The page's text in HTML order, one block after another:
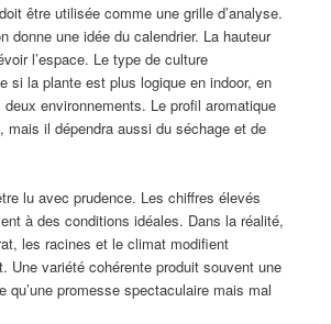
être utilisée comme une grille d’analyse.
donne une idée du calendrier. La hauteur
l’espace. Le type de culture
si la plante est plus logique en indoor, en
environnements. Le profil aromatique
mais il dépendra aussi du séchage et de
lu avec prudence. Les chiffres élevés
à des conditions idéales. Dans la réalité,
les racines et le climat modifient
Une variété cohérente produit souvent une
qu’une promesse spectaculaire mais mal